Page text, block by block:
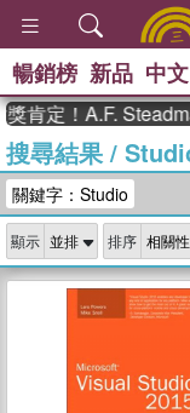
暢銷榜 新品 中文
A.F. Steadman 獲
搜尋結果/
關鍵字：Studio
顯示 排序